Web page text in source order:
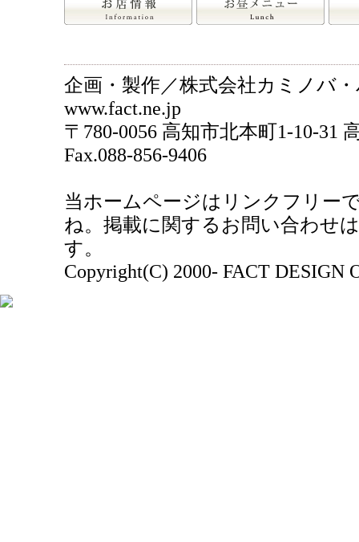
企画・製作／株式会社カミノ
www.fact.ne.jp
〒780-0056 高知市北本町1-10-
Fax.088-856-9406
当ホームページはリンクフリー
ね。掲載に関するお問い合わせ
す。
Copyright(C) 2000- FACT DESIGN